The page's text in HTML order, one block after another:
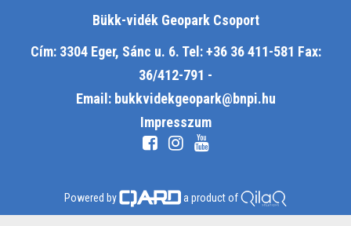
Bükk-vidék Geopark Csoport
Cím: 3304 Eger, Sánc u. 6. Tel: +36 36 411-581 Fax:
36/412-791 -
Email: bukkvidekgeopark@bnpi.hu
Impresszum
Powered by a product of